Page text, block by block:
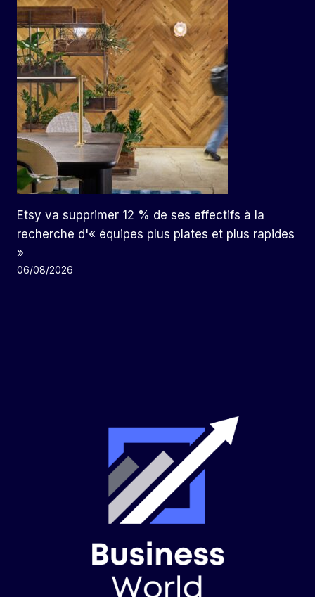
Etsy va supprimer 12 % de ses effectifs à la
recherche d'« équipes plus plates et plus rapides
»
06/08/2026